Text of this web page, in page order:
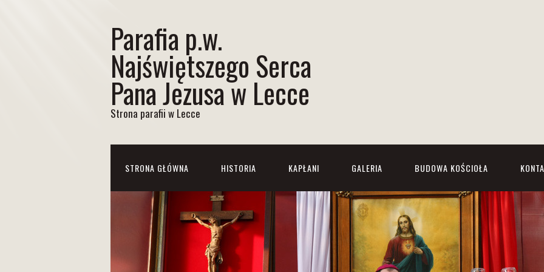
Parafia p.w.
Najświętszego Serca
Pana Jezusa w Lecce
Strona parafii w Lecce
STRONA GŁÓWNA HISTORIA KAPŁANI GALERIA BUDOWA KOŚCIOŁA